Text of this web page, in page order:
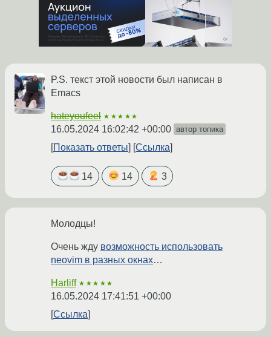
P.S. текст этой новости был написан в
Emacs
hateyoufeel ★★★★★
16.05.2024 16:02:42 +00:00 автор топика
Показать ответы Ссылка
14 14 3
Молодцы!
Очень жду возможность использовать
neovim в разных окнах…
Harliff ★★★★★
16.05.2024 17:41:51 +00:00
Ссылка